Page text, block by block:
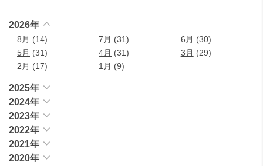
2026年
8月 (14) 7月 (31) 6月 (30)
5月 (31) 4月 (31) 3月 (29)
2月 (17) 1月 (9)
2025年
2024年
2023年
2022年
2021年
2020年